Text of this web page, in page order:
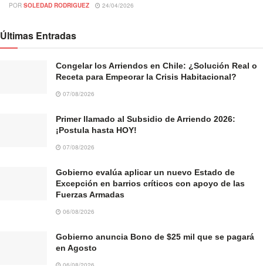
POR SOLEDAD RODRIGUEZ 24/04/2026
Últimas Entradas
Congelar los Arriendos en Chile: ¿Solución Real o
Receta para Empeorar la Crisis Habitacional?
07/08/2026
Primer llamado al Subsidio de Arriendo 2026:
¡Postula hasta HOY!
07/08/2026
Gobierno evalúa aplicar un nuevo Estado de
Excepción en barrios críticos con apoyo de las
Fuerzas Armadas
06/08/2026
Gobierno anuncia Bono de $25 mil que se pagará
en Agosto